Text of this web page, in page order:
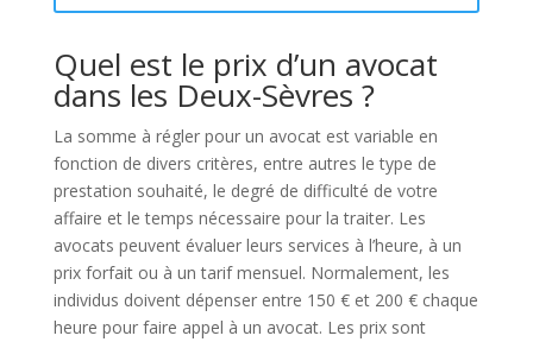
Quel est le prix d’un avocat
dans les Deux-Sèvres ?
La somme à régler pour un avocat est variable en
fonction de divers critères, entre autres le type de
prestation souhaité, le degré de difficulté de votre
affaire et le temps nécessaire pour la traiter. Les
avocats peuvent évaluer leurs services à l’heure, à un
prix forfait ou à un tarif mensuel. Normalement, les
individus doivent dépenser entre 150 € et 200 € chaque
heure pour faire appel à un avocat. Les prix sont